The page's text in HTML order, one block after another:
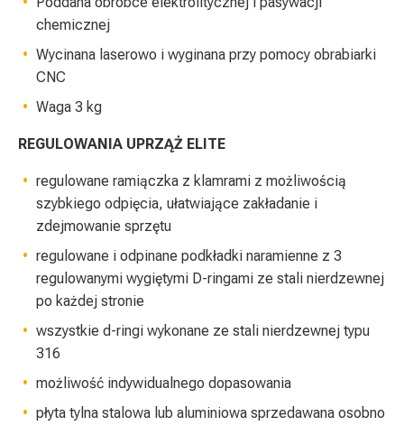
chemicznej
Wycinana laserowo i wyginana przy pomocy obrabiarki
CNC
Waga 3 kg
REGULOWANIA UPRZĄŻ ELITE
regulowane ramiączka z klamrami z możliwością
szybkiego odpięcia, ułatwiające zakładanie i
zdejmowanie sprzętu
regulowane i odpinane podkładki naramienne z 3
regulowanymi wygiętymi D-ringami ze stali nierdzewnej
po każdej stronie
wszystkie d-ringi wykonane ze stali nierdzewnej typu
316
możliwość indywidualnego dopasowania
płyta tylna stalowa lub aluminiowa sprzedawana osobno